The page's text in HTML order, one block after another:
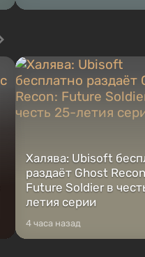
Халява: Ubisoft
раздаёт Ghost
Future Soldier в
летия серии
4 часа назад